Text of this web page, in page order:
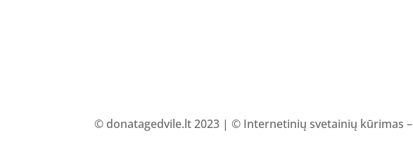
© donatagedvile.lt 2023 | © Internetinių svetainių kūrimas –